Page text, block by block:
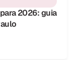
2026: guia